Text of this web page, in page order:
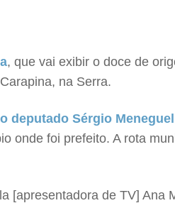
, que vai exibir o doce de
na Serra.
deputado Sérgio
onde foi prefeito. A rota
[apresentadora de TV] Ana